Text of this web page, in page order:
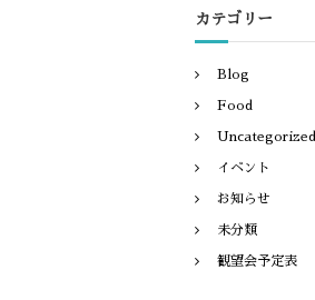
カテゴリー
Blog
Food
Uncategorized
イベント
お知らせ
未分類
観望会予定表